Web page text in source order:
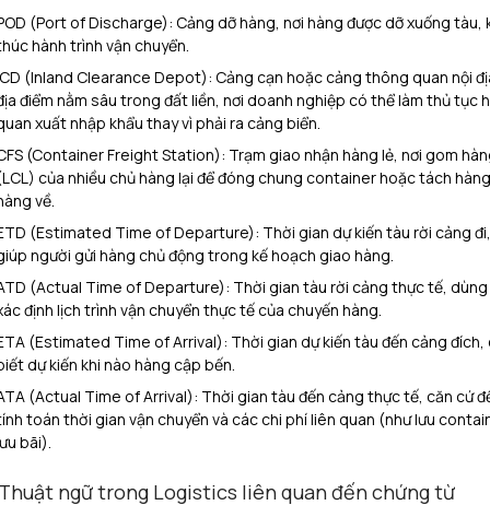
(Port of Discharge): Cảng dỡ hàng, nơi hàng được dỡ xuống tàu,
hành trình vận chuyển.
(Inland Clearance Depot): Cảng cạn hoặc cảng thông quan nội
điểm nằm sâu trong đất liền, nơi doanh nghiệp có thể làm thủ tục
xuất nhập khẩu thay vì phải ra cảng biển.
(Container Freight Station): Trạm giao nhận hàng lẻ, nơi gom
của nhiều chủ hàng lại để đóng chung container hoặc tách
về.
(Estimated Time of Departure): Thời gian dự kiến tàu rời cảng đi,
người gửi hàng chủ động trong kế hoạch giao hàng.
(Actual Time of Departure): Thời gian tàu rời cảng thực tế, dùng
định lịch trình vận chuyển thực tế của chuyến hàng.
(Estimated Time of Arrival): Thời gian dự kiến tàu đến cảng đích,
dự kiến khi nào hàng cập bến.
(Actual Time of Arrival): Thời gian tàu đến cảng thực tế, căn cứ
toán thời gian vận chuyển và các chi phí liên quan (như lưu
bãi).
ngữ trong Logistics liên quan đến chứng từ